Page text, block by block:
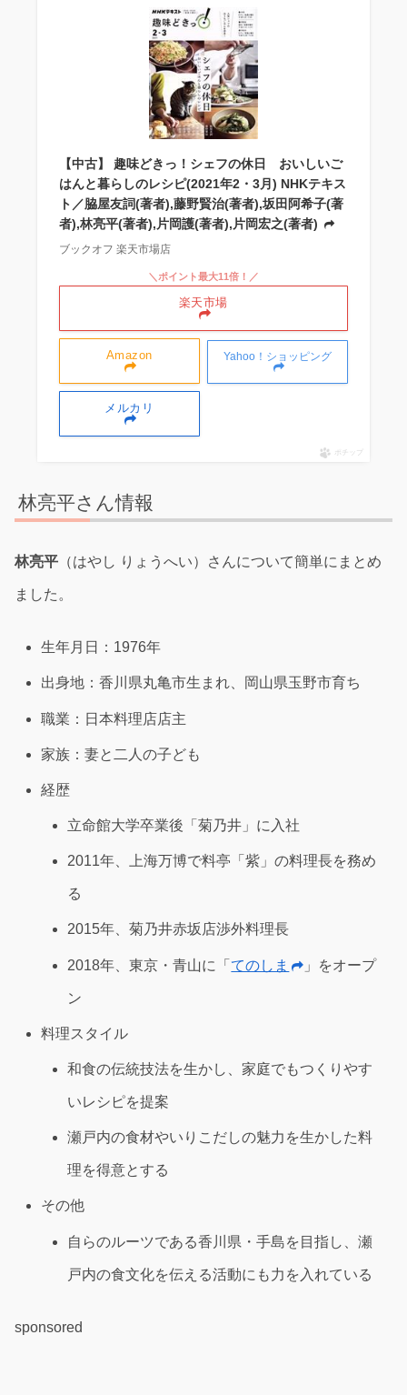
【中古】 趣味どきっ！シェフの休日 おいしいご
はんと暮らしのレシピ(2021年2・3月) NHKテキス
ト／脇屋友詞(著者),藤野賢治(著者),坂田阿希子(著
者),林亮平(著者),片岡護(著者),片岡宏之(著者)
ブックオフ 楽天市場店
Amazon
＼ポイント最大11倍！／
楽天市場
Yahoo！ショッピング
メルカリ
ポチップ
林亮平さん情報
林亮平 （はやし りょうへい）さんについて簡単にまとめ
ました。
生年月日：1976年
出身地：香川県丸亀市生まれ、岡山県玉野市育ち
職業：日本料理店店主
家族：妻と二人の子ども
経歴
立命館大学卒業後「菊乃井」に入社
2011年、上海万博で料亭「紫」の料理長を務め
る
2015年、菊乃井赤坂店渉外料理長
2018年、東京・青山に「てのしま 」をオープ
ン
料理スタイル
和食の伝統技法を生かし、家庭でもつくりやす
いレシピを提案
瀬戸内の食材やいりこだしの魅力を生かした料
理を得意とする
その他
自らのルーツである香川県・手島を目指し、瀬
戸内の食文化を伝える活動にも力を入れている
sponsored